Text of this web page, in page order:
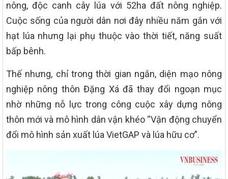
nông, độc canh cây lúa với 52ha đất nông nghiệp.
Cuộc sống của người dân nơi đây nhiều năm gắn với
hạt lúa nhưng lại phụ thuộc vào thời tiết, năng suất
bấp bênh.
Thế nhưng, chỉ trong thời gian ngắn, diện mạo nông
nghiệp nông thôn Đặng Xá đã thay đổi ngoạn mục
nhờ những nỗ lực trong công cuộc xây dựng nông
thôn mới và mô hình dân vận khéo “Vận động chuyển
đổi mô hình sản xuất lúa VietGAP và lúa hữu cơ”.